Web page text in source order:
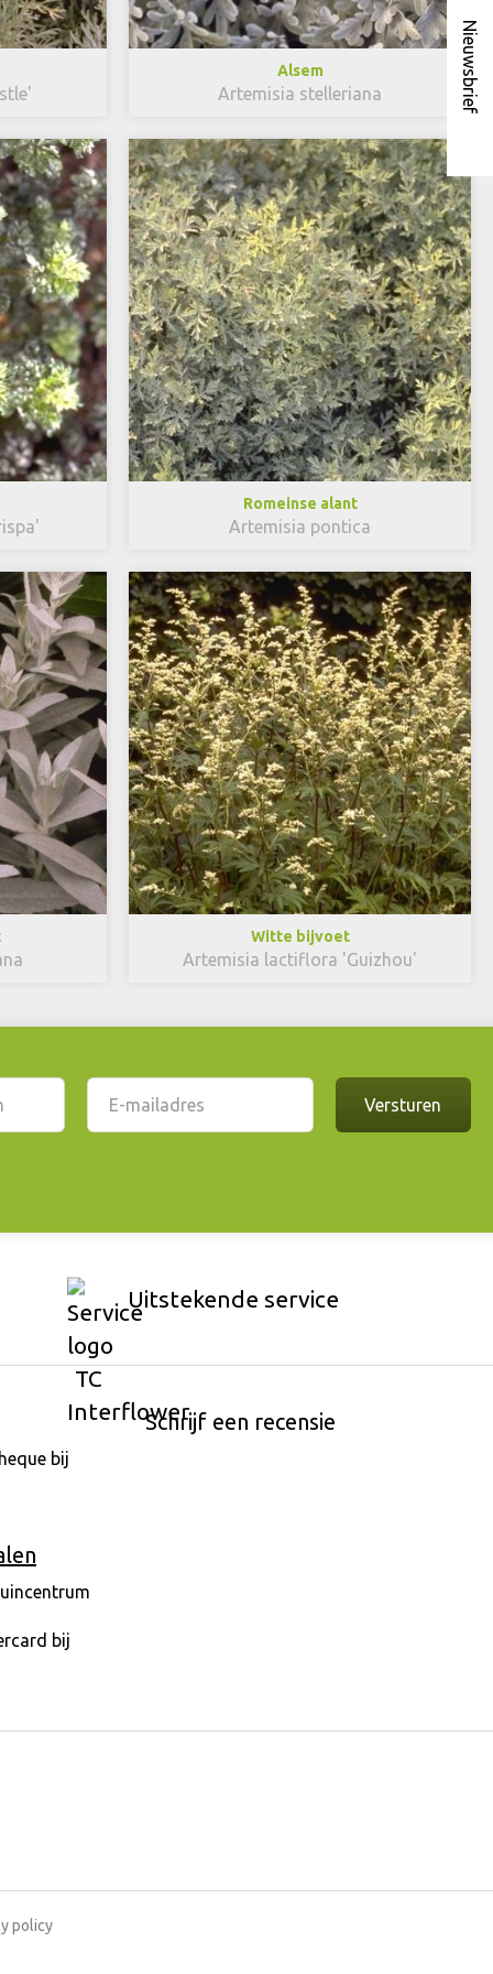
Alsem
Artemisia stelleriana
Romeinse alant
Artemisia pontica
Witte bijvoet
Artemisia lactiflora 'Guizhou'
Uitstekende service
Schrijf een recensie
policy
Nieuwsbrief